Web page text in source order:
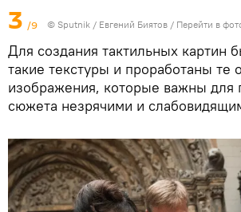
3 /9 © Sputnik / Евгений Биятов / Перейти в
Для создания тактильных картин
такие текстуры и проработаны те
изображения, которые важны для
сюжета незрячими и